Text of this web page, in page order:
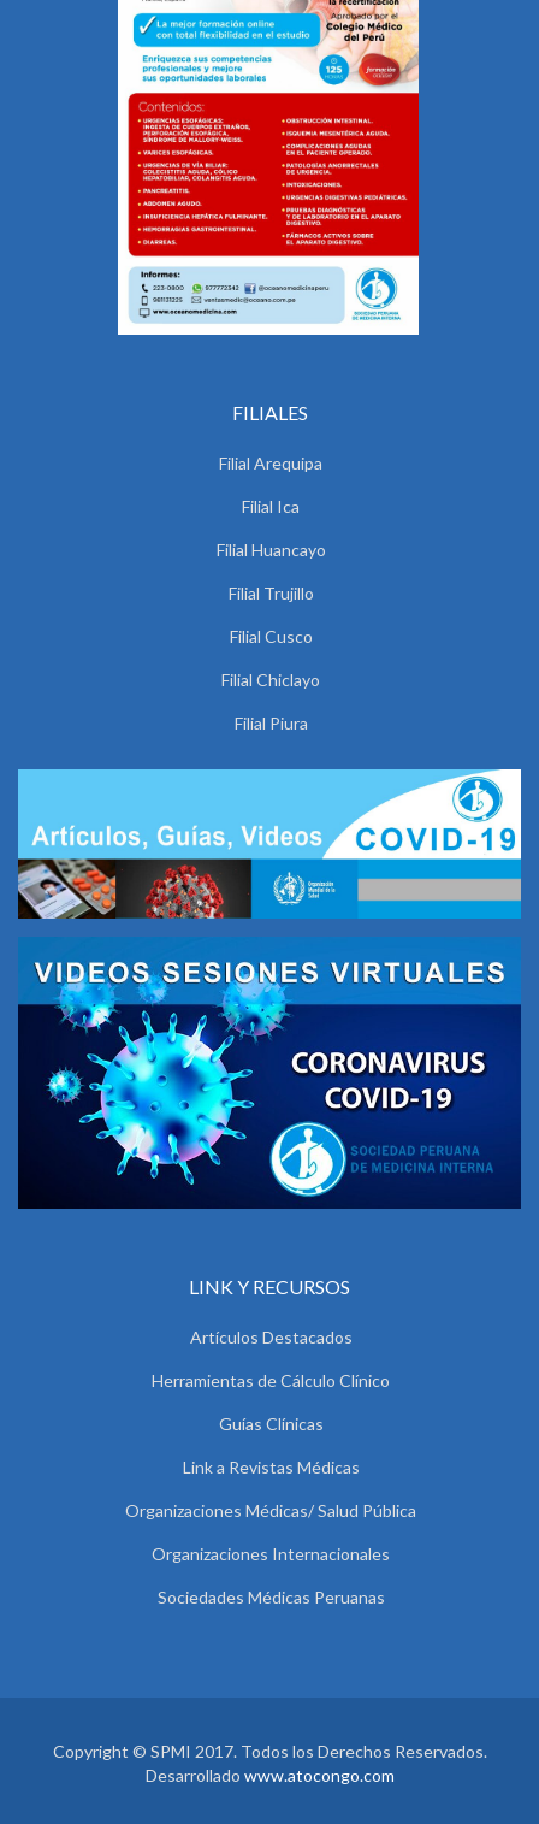
FILIALES
Filial Arequipa
Filial Ica
Filial Huancayo
Filial Trujillo
Filial Cusco
Filial Chiclayo
Filial Piura
LINK Y RECURSOS
Artículos Destacados
Herramientas de Cálculo Clínico
Guías Clínicas
Link a Revistas Médicas
Organizaciones Médicas/ Salud Pública
Organizaciones Internacionales
Sociedades Médicas Peruanas
Copyright © SPMI 2017. Todos los Derechos Reservados.
Desarrollado www.atocongo.com